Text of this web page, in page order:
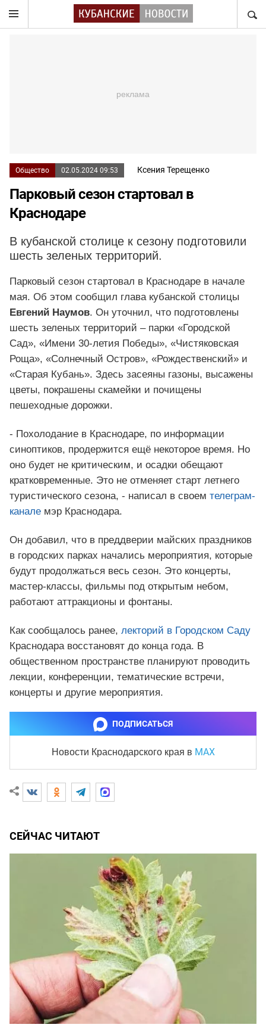
Общество 02.05.2024 09:53 Ксения Терещенко
Парковый сезон стартовал в
Краснодаре
В кубанской столице к сезону подготовили
шесть зеленых территорий.
Парковый сезон стартовал в Краснодаре в начале
мая. Об этом сообщил глава кубанской столицы
Евгений Наумов. Он уточнил, что подготовлены
шесть зеленых территорий – парки «Городской
Сад», «Имени 30-летия Победы», «Чистяковская
Роща», «Солнечный Остров», «Рождественский» и
«Старая Кубань». Здесь засеяны газоны, высажены
цветы, покрашены скамейки и почищены
пешеходные дорожки.
- Похолодание в Краснодаре, по информации
синоптиков, продержится ещё некоторое время. Но
оно будет не критическим, и осадки обещают
кратковременные. Это не отменяет старт летнего
туристического сезона, - написал в своем телеграм-
канале мэр Краснодара.
Он добавил, что в преддверии майских праздников
в городских парках начались мероприятия, которые
будут продолжаться весь сезон. Это концерты,
мастер-классы, фильмы под открытым небом,
работают аттракционы и фонтаны.
Как сообщалось ранее, лекторий в Городском Саду
Краснодара восстановят до конца года. В
общественном пространстве планируют проводить
лекции, конференции, тематические встречи,
концерты и другие мероприятия.
ПОДПИСАТЬСЯ
Новости Краснодарского края в MAX
СЕЙЧАС ЧИТАЮТ